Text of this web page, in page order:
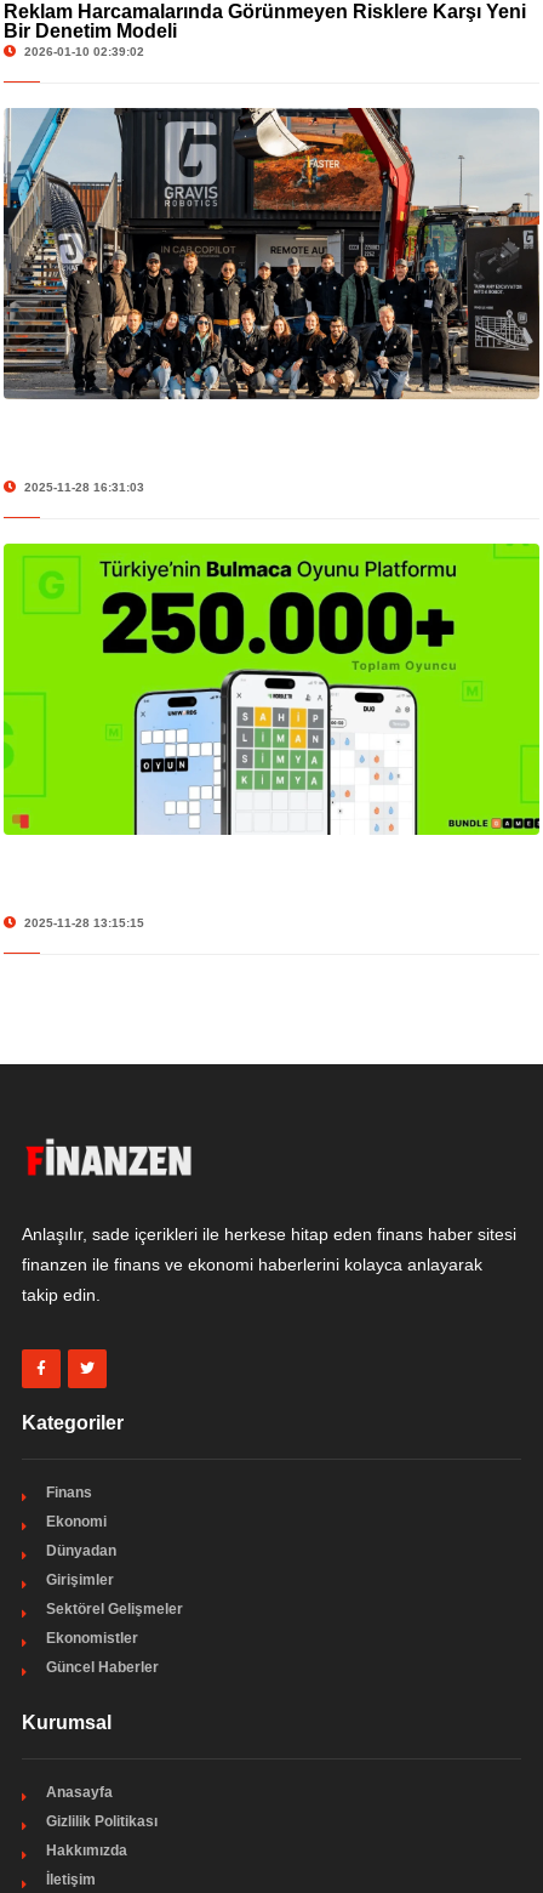
Reklam Harcamalarında Görünmeyen Risklere Karşı Yeni
Bir Denetim Modeli
2026-01-10 02:39:02
2025-11-28 16:31:03
2025-11-28 13:15:15
Anlaşılır, sade içerikleri ile herkese hitap eden finans haber sitesi
finanzen ile finans ve ekonomi haberlerini kolayca anlayarak
takip edin.
Kategoriler
Finans
Ekonomi
Dünyadan
Girişimler
Sektörel Gelişmeler
Ekonomistler
Güncel Haberler
Kurumsal
Anasayfa
Gizlilik Politikası
Hakkımızda
İletişim